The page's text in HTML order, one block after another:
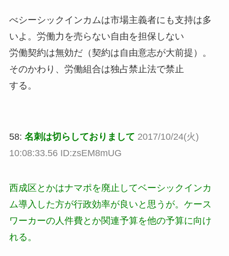
べシーシックインカムは市場主義者にも支持は多
いよ。労働力を売らない自由を担保しない
労働契約は無効だ（契約は自由意志が大前提）。
そのかわり、労働組合は独占禁止法で禁止
する。
58: 名刺は切らしておりまして 2017/10/24(火)
10:08:33.56 ID:zsEM8mUG
西成区とかはナマポを廃止してベーシックインカ
ム導入した方が行政効率が良いと思うが。ケース
ワーカーの人件費とか関連予算を他の予算に向け
れる。